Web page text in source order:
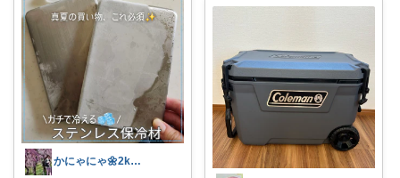
かにゃにゃ🌼2kids mama